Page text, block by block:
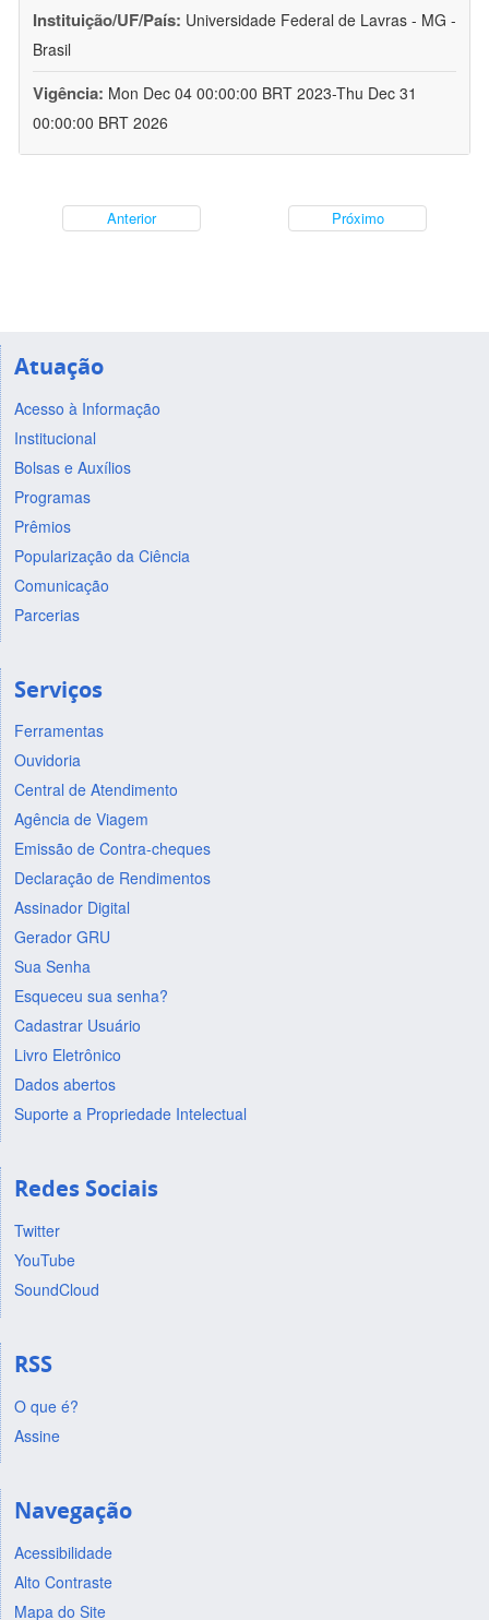
Instituição/UF/País: Universidade Federal de Lavras - MG -
Brasil
Vigência: Mon Dec 04 00:00:00 BRT 2023-Thu Dec 31
00:00:00 BRT 2026
Anterior Próximo
Atuação
Acesso à Informação
Institucional
Bolsas e Auxílios
Programas
Prêmios
Popularização da Ciência
Comunicação
Parcerias
Serviços
Ferramentas
Ouvidoria
Central de Atendimento
Agência de Viagem
Emissão de Contra-cheques
Declaração de Rendimentos
Assinador Digital
Gerador GRU
Sua Senha
Esqueceu sua senha?
Cadastrar Usuário
Livro Eletrônico
Dados abertos
Suporte a Propriedade Intelectual
Redes Sociais
Twitter
YouTube
SoundCloud
RSS
O que é?
Assine
Navegação
Acessibilidade
Alto Contraste
Mapa do Site